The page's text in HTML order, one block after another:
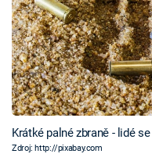
Krátké palné zbraně - lidé
Zdroj: http://pixabay.com